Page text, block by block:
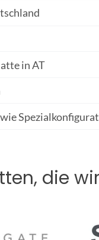
in AT
die